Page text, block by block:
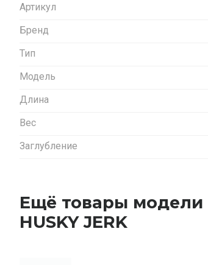
Артикул
Бренд
Тип
Модель
Длина
Вес
Заглубление
Ещё товары модели
HUSKY JERK